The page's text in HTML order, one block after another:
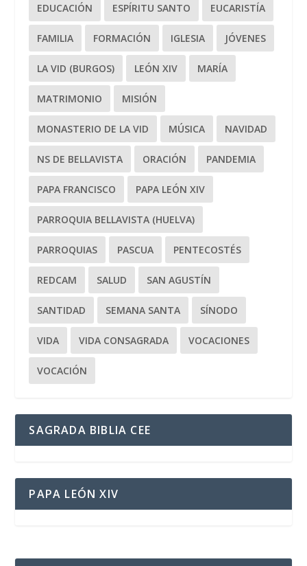
EDUCACIÓN ESPÍRITU SANTO EUCARISTÍA
FAMILIA FORMACIÓN IGLESIA JÓVENES
LA VID (BURGOS) LEÓN XIV MARÍA
MATRIMONIO MISIÓN
MONASTERIO DE LA VID MÚSICA NAVIDAD
NS DE BELLAVISTA ORACIÓN PANDEMIA
PAPA FRANCISCO PAPA LEÓN XIV
PARROQUIA BELLAVISTA (HUELVA)
PARROQUIAS PASCUA PENTECOSTÉS
REDCAM SALUD SAN AGUSTÍN
SANTIDAD SEMANA SANTA SÍNODO
VIDA VIDA CONSAGRADA VOCACIONES
VOCACIÓN
SAGRADA BIBLIA CEE
PAPA LEÓN XIV